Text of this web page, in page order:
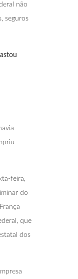
não
seguros
feira,
do
que
dos